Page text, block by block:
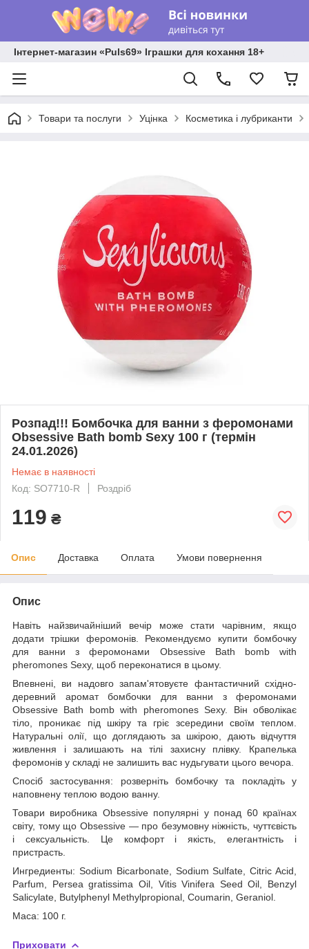
Інтернет-магазин «Puls69» Іграшки для кохання 18+
Товари та послуги Уцінка Косметика і лубриканти
Розпад!!! Бомбочка для ванни з феромонами
Obsessive Bath bomb Sexy 100 г (термін
24.01.2026)
Немає в наявності
Код: SO7710-R
Роздріб
119 ₴
Опис Доставка Оплата Умови повернення
Опис
Навіть найзвичайніший вечір може стати чарівним, якщо
додати трішки феромонів. Рекомендуємо купити бомбочку
для ванни з феромонами Obsessive Bath bomb with
pheromones Sexy, щоб переконатися в цьому.
Впевнені, ви надовго запам'ятовуєте фантастичний східно-
деревний аромат бомбочки для ванни з феромонами
Obsessive Bath bomb with pheromones Sexy. Він обволікає
тіло, проникає під шкіру та гріє зсередини своїм теплом.
Натуральні олії, що доглядають за шкірою, дають відчуття
живлення і залишають на тілі захисну плівку. Крапелька
феромонів у складі не залишить вас нудьгувати цього вечора.
Спосіб застосування: розверніть бомбочку та покладіть у
наповнену теплою водою ванну.
Товари виробника Obsessive популярні у понад 60 країнах
світу, тому що Obsessive — про безумовну ніжність, чуттєвість
і сексуальність. Це комфорт і якість, елегантність і
пристрасть.
Ингредиенты: Sodium Bicarbonate, Sodium Sulfate, Citric Acid,
Parfum, Persea gratissima Oil, Vitis Vinifera Seed Oil, Benzyl
Salicylate, Butylphenyl Methylpropional, Coumarin, Geraniol.
Маса: 100 г.
Приховати